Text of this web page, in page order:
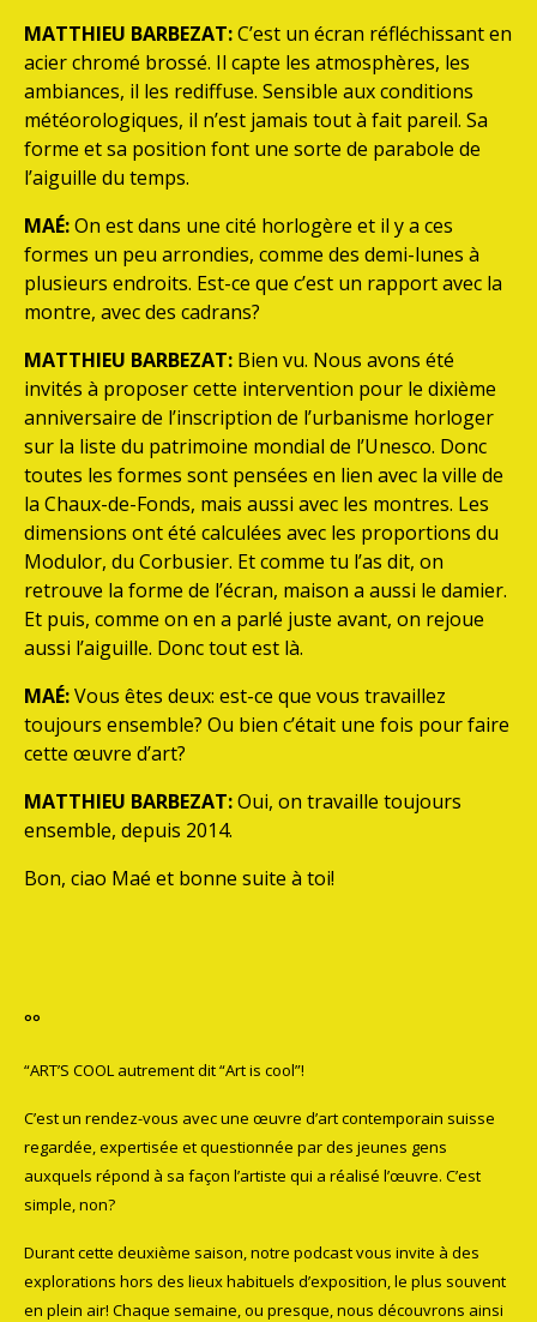
MATTHIEU BARBEZAT:C’est un écran réfléchissant en
acier chromé brossé. Il capte les atmosphères, les
ambiances, il les rediffuse. Sensible aux conditions
météorologiques, il n’est jamais tout à fait pareil. Sa
forme et sa position font une sorte de parabole de
l’aiguille du temps.
MAÉ:On est dans une cité horlogère et il y a ces
formes un peu arrondies, comme des demi-lunes à
plusieurs endroits. Est-ce que c’est un rapport avec la
montre, avec des cadrans?
MATTHIEU BARBEZAT: Bien vu. Nous avons été
invités à proposer cette intervention pour le dixième
anniversaire de l’inscription de l’urbanisme horloger
sur la liste du patrimoine mondial de l’Unesco. Donc
toutes les formes sont pensées en lien avec la ville de
la Chaux-de-Fonds, mais aussi avec les montres. Les
dimensions ont été calculées avec les proportions du
Modulor, du Corbusier. Et comme tu l’as dit, on
retrouve la forme de l’écran, maison a aussi le damier.
Et puis, comme on en a parlé juste avant, on rejoue
aussi l’aiguille. Donc tout est là.
MAÉ:Vous êtes deux: est-ce que vous travaillez
toujours ensemble? Ou bien c’était une fois pour faire
cette œuvre d’art?
MATTHIEU BARBEZAT:Oui, on travaille toujours
ensemble, depuis 2014.
Bon, ciao Maé et bonne suite à toi!
°°
“ART’S COOL autrement dit “Art is cool”!
C’est un rendez-vous avec une œuvre d’art contemporain suisse
regardée, expertisée et questionnée par des jeunes gens
auxquels répond à sa façon l’artiste qui a réalisé l’œuvre. C’est
simple, non?
Durant cette deuxième saison, notre podcast vous invite à des
explorations hors des lieux habituels d’exposition, le plus souvent
en plein air! Chaque semaine, ou presque, nous découvrons ainsi